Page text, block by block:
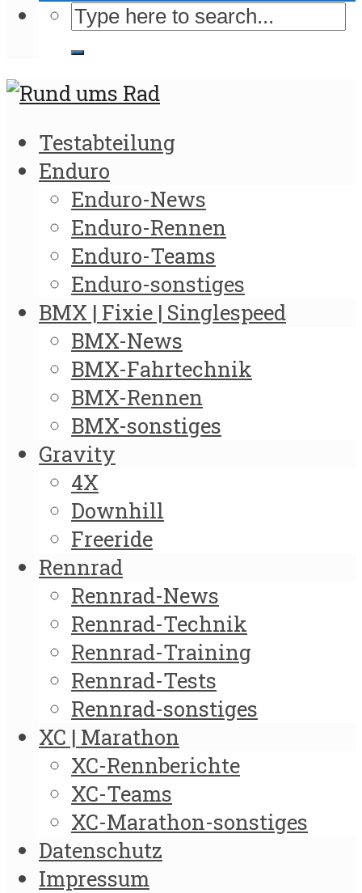
Testabteilung
Enduro
Enduro-News
Enduro-Rennen
Enduro-Teams
Enduro-sonstiges
BMX | Fixie | Singlespeed
BMX-News
BMX-Fahrtechnik
BMX-Rennen
BMX-sonstiges
Gravity
4X
Downhill
Freeride
Rennrad
Rennrad-News
Rennrad-Technik
Rennrad-Training
Rennrad-Tests
Rennrad-sonstiges
XC | Marathon
XC-Rennberichte
XC-Teams
XC-Marathon-sonstiges
Datenschutz
Impressum